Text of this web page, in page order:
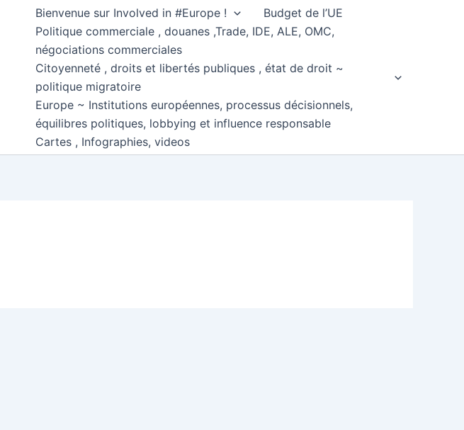
Bienvenue sur Involved in #Europe !
Budget de l’UE
Politique commerciale , douanes ,Trade, IDE, ALE, OMC,
négociations commerciales
Citoyenneté , droits et libertés publiques , état de droit ~
politique migratoire
Europe ~ Institutions européennes, processus décisionnels,
équilibres politiques, lobbying et influence responsable
Cartes , Infographies, videos